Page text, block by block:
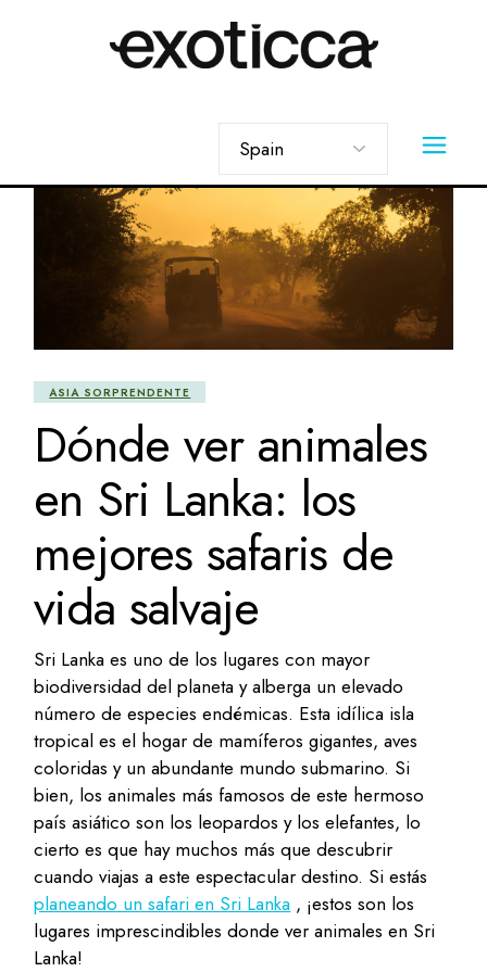
idioma
ASIA SORPRENDENTE
Dónde ver animales
en Sri Lanka: los
mejores safaris de
vida salvaje
Sri Lanka es uno de los lugares con mayor
biodiversidad del planeta y alberga un elevado
número de especies endémicas. Esta idílica isla
tropical es el hogar de mamíferos gigantes, aves
coloridas y un abundante mundo submarino. Si
bien, los animales más famosos de este hermoso
país asiático son los leopardos y los elefantes, lo
cierto es que hay muchos más que descubrir
cuando viajas a este espectacular destino. Si estás
planeando un safari en Sri Lanka , ¡estos son los
lugares imprescindibles donde ver animales en Sri
Lanka!